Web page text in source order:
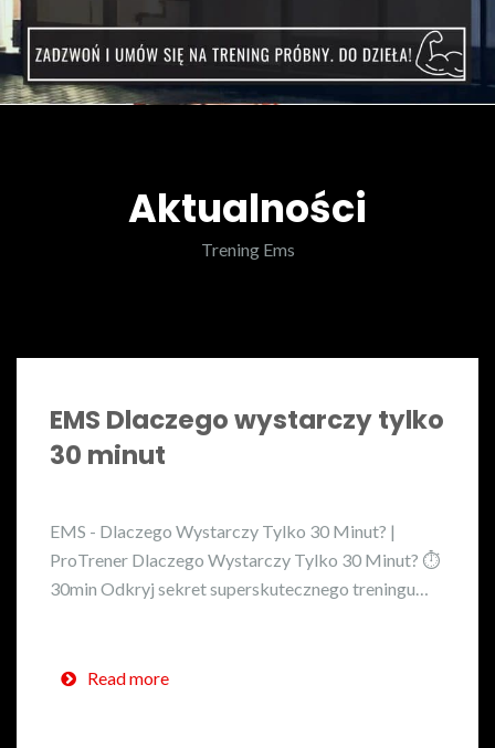
Aktualności
Trening Ems
EMS Dlaczego wystarczy tylko
30 minut
EMS - Dlaczego Wystarczy Tylko 30 Minut? |
ProTrener Dlaczego Wystarczy Tylko 30 Minut? ⏱️
30min Odkryj sekret superskutecznego treningu…
Read more